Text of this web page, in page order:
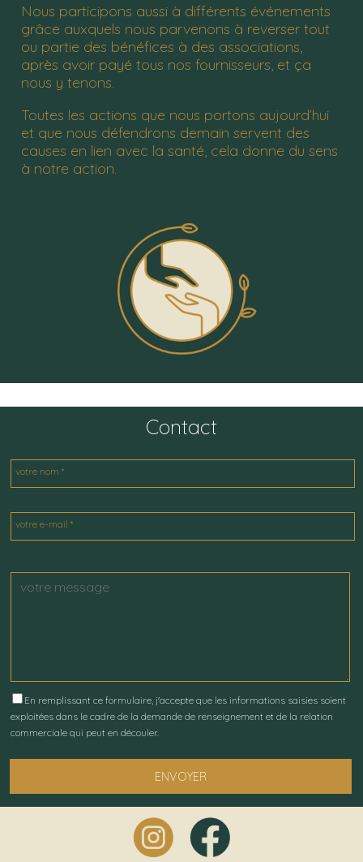
Nous participons aussi à différents événements
grâce auxquels nous parvenons à reverser tout
ou partie des bénéfices à des associations,
après avoir payé tous nos fournisseurs, et ça
nous y tenons.
Toutes les actions que nous portons aujourd’hui
et que nous défendrons demain servent des
causes en lien avec la santé, cela donne du sens
à notre action.
Contact
votre nom *
votre e-mail *
En remplissant ce formulaire, j'accepte que les informations saisies soient
exploitées dans le cadre de la demande de renseignement et de la relation
commerciale qui peut en découler.